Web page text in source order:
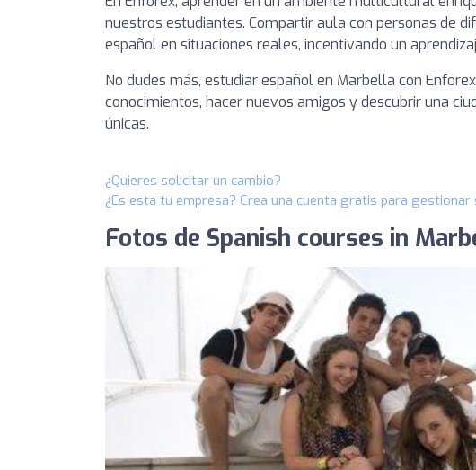
nuestros estudiantes. Compartir aula con personas de
español en situaciones reales, incentivando un
No dudes más, estudiar español en Marbella con
conocimientos, hacer nuevos amigos y descubrir una
únicas.
¿Quieres solicitar un cambio?
¿Es esta tu empresa? Crea una cuenta gratis para gestionar
Fotos de Spanish courses in